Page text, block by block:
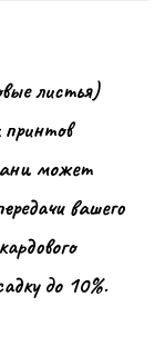
листья)
может
вашего
до 10%.